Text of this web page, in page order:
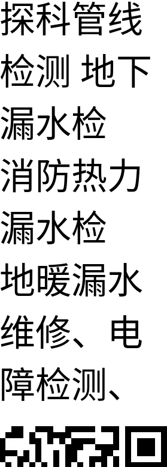
科管线
测 地下
水检
防热力
水检
暖漏水
修、电
检测、